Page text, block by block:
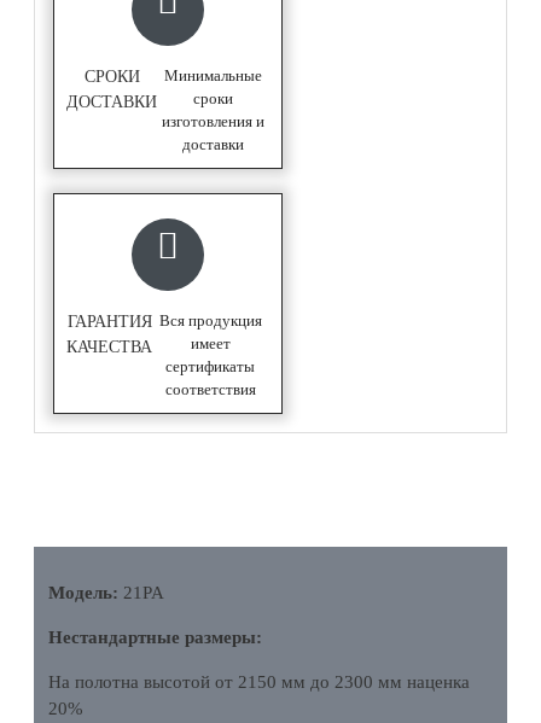
СРОКИ
ДОСТАВКИ
Минимальные
сроки
изготовления и
доставки
ГАРАНТИЯ
КАЧЕСТВА
Вся продукция
имеет
сертификаты
соответствия
Модель: 21PA
Нестандартные размеры:
На полотна высотой от 2150 мм до 2300 мм наценка
20%